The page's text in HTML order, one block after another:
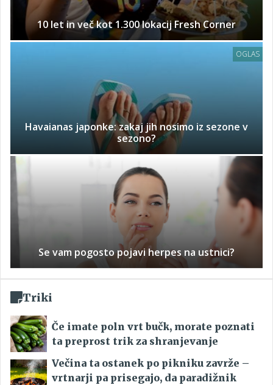
10 let in več kot 1.300 lokacij Fresh Corner
OGLAS
Havaianas japonke: zakaj jih nosimo iz sezone v
sezono?
Se vam pogosto pojavi herpes na ustnici?
Triki
Če imate poln vrt bučk, morate poznati
ta preprost trik za shranjevanje
Večina ta ostanek po pikniku zavrže –
vrtnarji pa prisegajo, da paradižnik